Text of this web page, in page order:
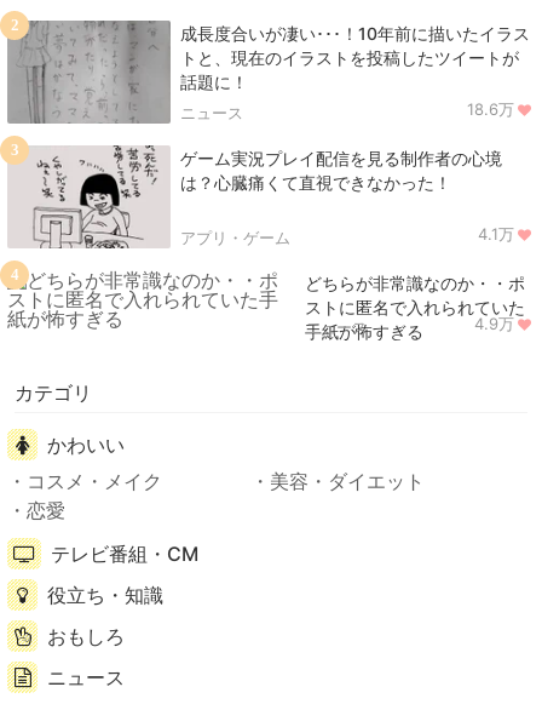
成長度合いが凄い･･･！10年前に描いたイラス
トと、現在のイラストを投稿したツイートが
話題に！
ニュース 18.6万
2
ゲーム実況プレイ配信を見る制作者の心境
は？心臓痛くて直視できなかった！
アプリ・ゲーム 4.1万
3
どちらが非常識なのか・・ポ
ストに匿名で入れられていた
手紙が怖すぎる
ニュース 4.9万
4
カテゴリ
かわいい
コスメ・メイク
美容・ダイエット
恋愛
テレビ番組・CM
役立ち・知識
おもしろ
ニュース